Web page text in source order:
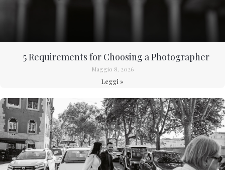
5 Requirements for Choosing a Photographer
Maggio 8, 2026
Leggi »